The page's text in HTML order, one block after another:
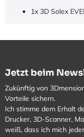
1x 3D Solex
Jetzt beim
Zukünftig von
Vorteile sichern.
Ich stimme dem Erhalt
Drucker, 3D-Scanner,
weiß, dass ich mich